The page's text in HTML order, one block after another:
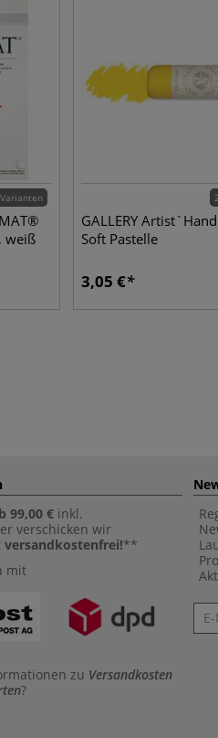
weiß
GALLERY
Soft Pastelle
3,05 €
99,00 € inkl.
verschicken wir
versandkostenfrei!**
mit
zu Versandkosten
?